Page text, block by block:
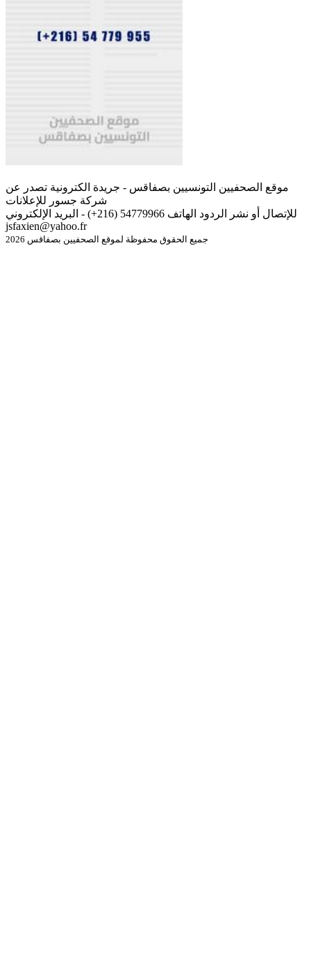
موقع الصحفيين التونسيين بصفاقس - جريدة الكترونية تصدر عن
شركة جسور للإعلانات
للإتصال أو نشر الردود الهاتف 54779966 (216+) - البريد الإلكتروني
jsfaxien@yahoo.fr
جميع الحقوق محفوظة لموقع الصحفيين بصفاقس 2026